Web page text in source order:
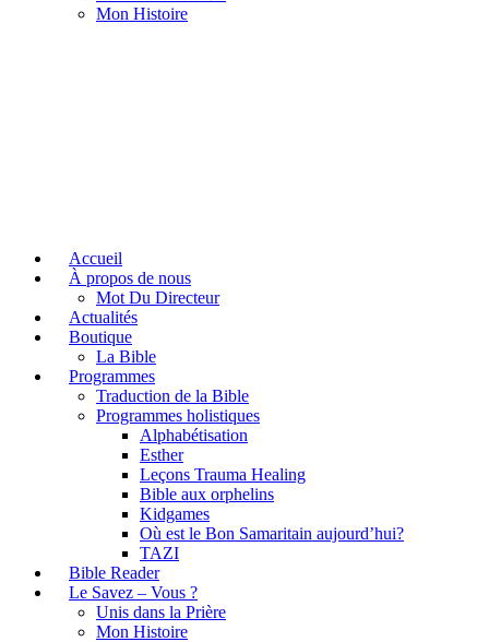
Mon Histoire
Accueil
À propos de nous
Mot Du Directeur
Actualités
Boutique
La Bible
Programmes
Traduction de la Bible
Programmes holistiques
Alphabétisation
Esther
Leçons Trauma Healing
Bible aux orphelins
Kidgames
Où est le Bon Samaritain aujourd’hui?
TAZI
Bible Reader
Le Savez – Vous ?
Unis dans la Prière
Mon Histoire